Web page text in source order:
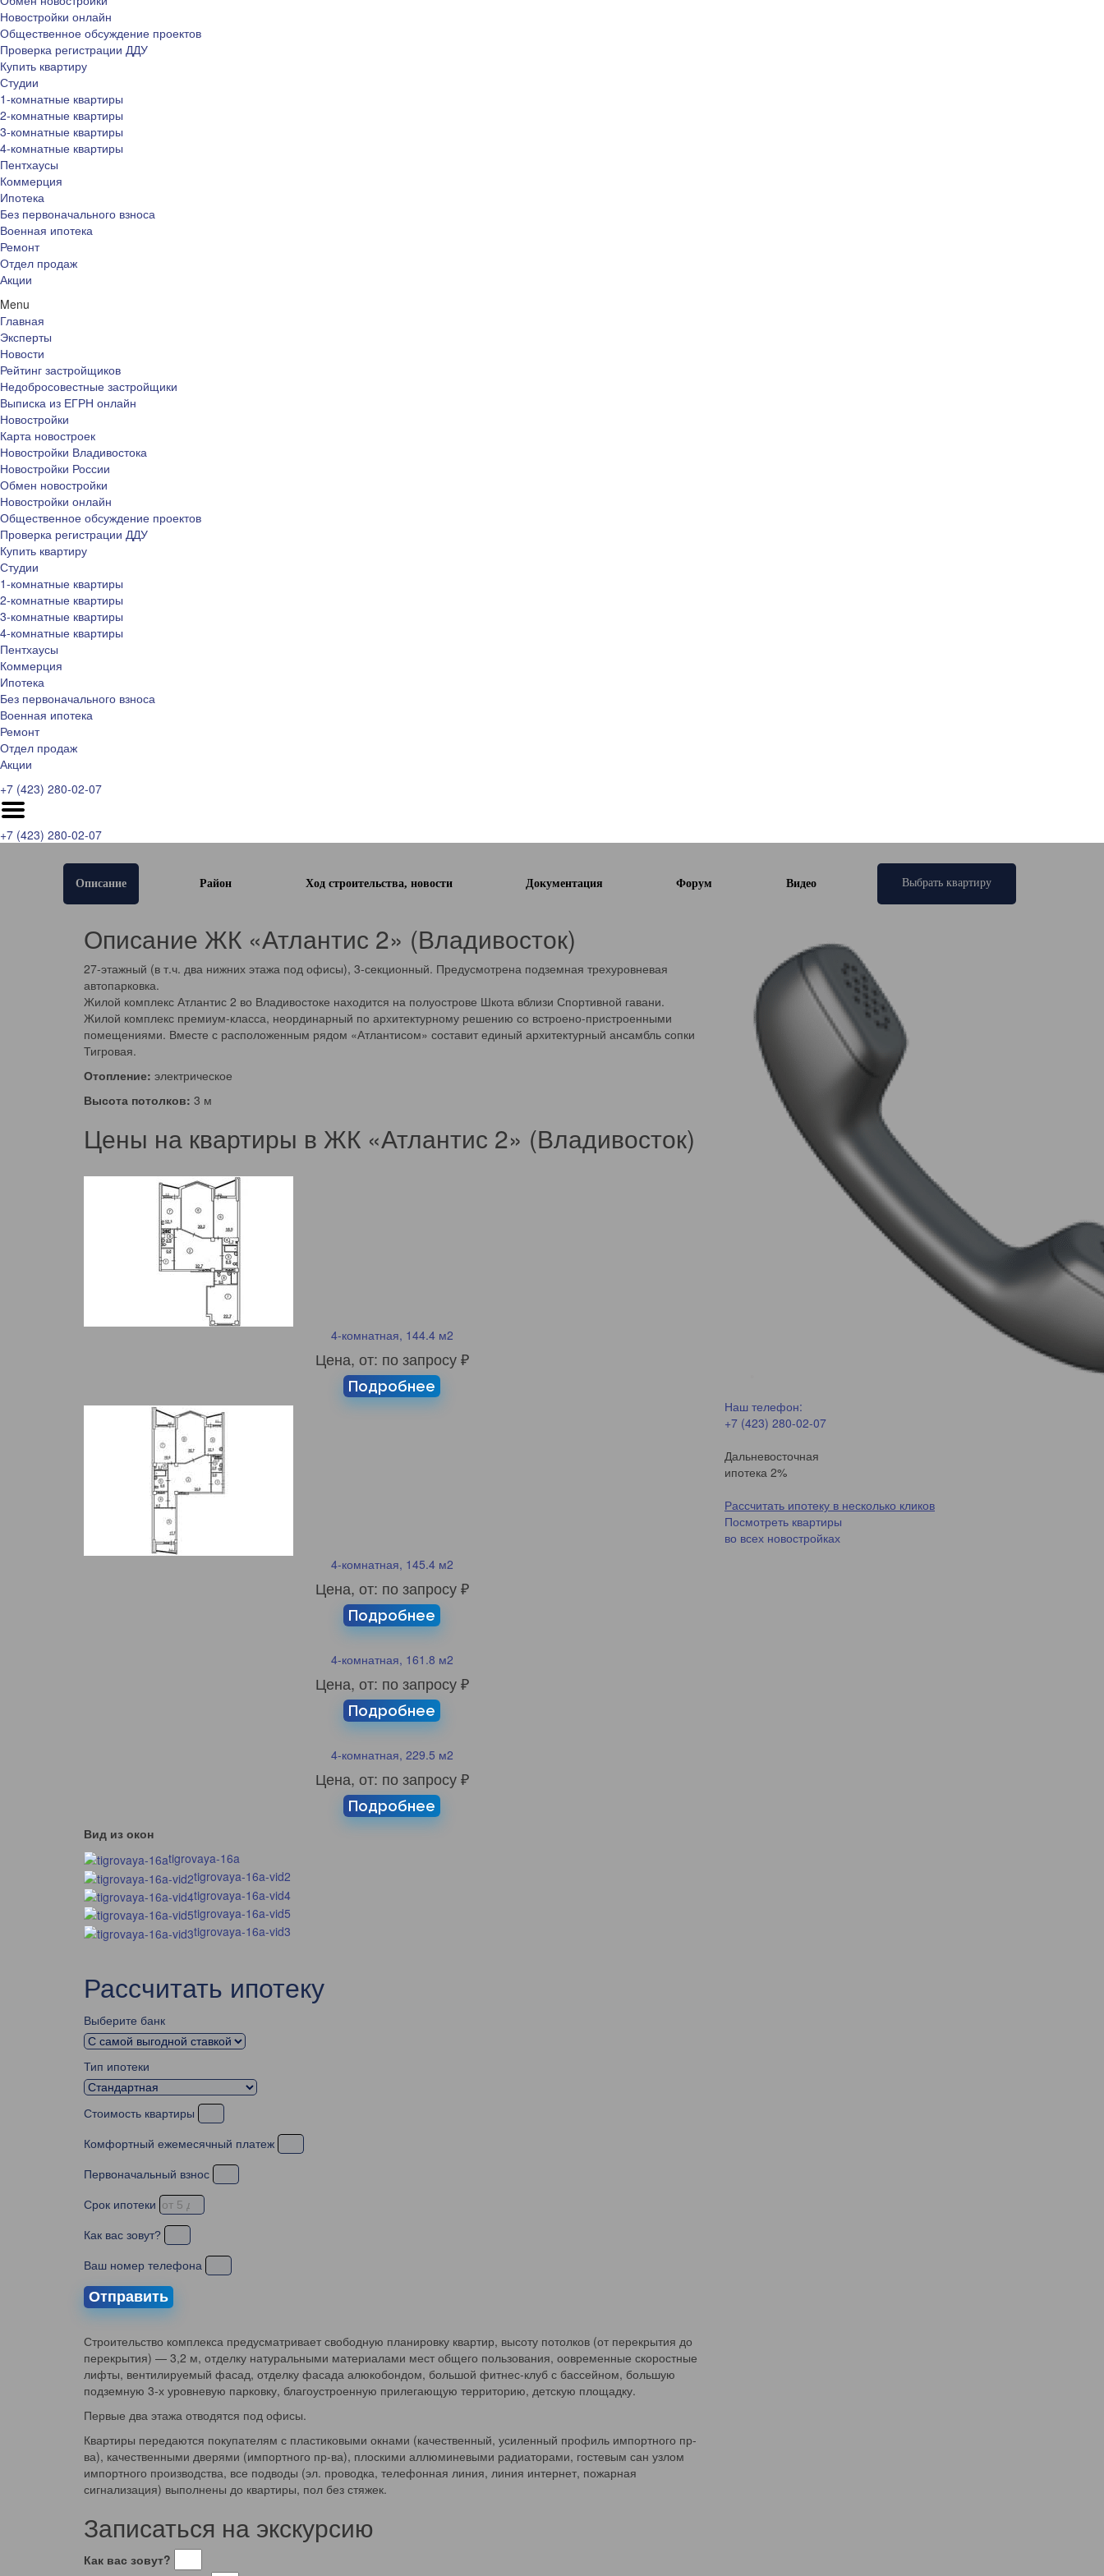
Новостройки онлайн
Общественное обсуждение проектов
Проверка регистрации ДДУ
Купить квартиру
Студии
1-комнатные квартиры
2-комнатные квартиры
3-комнатные квартиры
4-комнатные квартиры
Пентхаусы
Коммерция
Ипотека
Без первоначального взноса
Военная ипотека
Ремонт
Отдел продаж
Акции
Menu
Главная
Эксперты
Новости
Рейтинг застройщиков
Недобросовестные застройщики
Выписка из ЕГРН онлайн
Новостройки
Карта новостроек
Новостройки Владивостока
Новостройки России
Обмен новостройки
Новостройки онлайн
Общественное обсуждение проектов
Проверка регистрации ДДУ
Купить квартиру
Студии
1-комнатные квартиры
2-комнатные квартиры
3-комнатные квартиры
4-комнатные квартиры
Пентхаусы
Коммерция
Ипотека
Без первоначального взноса
Военная ипотека
Ремонт
Отдел продаж
Акции
+7 (423) 280-02-07
+7 (423) 280-02-07
Описание Район Ход строительства, новости Документация Форум Видео Выбрать квартиру
Описание ЖК «Атлантис 2» (Владивосток)
27-этажный (в т.ч. два нижних этажа под офисы), 3-секционный. Предусмотрена подземная трехуровневая
автопарковка.
Жилой комплекс Атлантис 2 во Владивостоке находится на полуострове Шкота вблизи Спортивной гавани.
Жилой комплекс премиум-класса, неординарный по архитектурному решению со встроено-пристроенными
помещениями. Вместе с расположенным рядом «Атлантисом» составит единый архитектурный ансамбль сопки
Тигровая.
Отопление: электрическое
Высота потолков: 3 м
Цены на квартиры в ЖК «Атлантис 2» (Владивосток)
4-комнатная, 144.4 м2
Цена, от: по запросу ₽
Подробнее
4-комнатная, 145.4 м2
Цена, от: по запросу ₽
Подробнее
4-комнатная, 161.8 м2
Цена, от: по запросу ₽
Подробнее
4-комнатная, 229.5 м2
Цена, от: по запросу ₽
Подробнее
Вид из окон
tigrovaya-16a
tigrovaya-16a-vid2
tigrovaya-16a-vid4
tigrovaya-16a-vid5
tigrovaya-16a-vid3
Рассчитать ипотеку
Выберите банк
Тип ипотеки
Стоимость квартиры
Комфортный ежемесячный платеж
Первоначальный взнос
Срок ипотеки
Как вас зовут?
Ваш номер телефона
Отправить
Строительство комплекса предусматривает свободную планировку квартир, высоту потолков (от перекрытия до
перекрытия) — 3,2 м, отделку натуральными материалами мест общего пользования, оовременные скоростные
лифты, вентилируемый фасад, отделку фасада алюкобондом, большой фитнес-клуб с бассейном, большую
подземную 3-х уровневую парковку, благоустроенную прилегающую территорию, детскую площадку.
Первые два этажа отводятся под офисы.
Квартиры передаются покупателям с пластиковыми окнами (качественный, усиленный профиль импортного пр-
ва), качественными дверями (импортного пр-ва), плоскими аллюминевыми радиаторами, гостевым сан узлом
импортного производства, все подводы (эл. проводка, телефонная линия, линия интернет, пожарная
сигнализация) выполнены до квартиры, пол без стяжек.
Записаться на экскурсию
Как вас зовут?
Наш телефон:
+7 (423) 280-02-07
Дальневосточная
ипотека 2%
Рассчитать ипотеку в несколько кликов
Посмотреть квартиры
во всех новостройках